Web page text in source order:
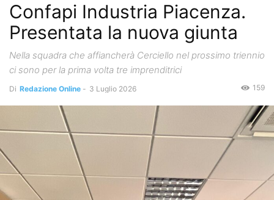
Confapi Industria Piacenza.
Presentata la nuova giunta
Nella squadra che affiancherà Cerciello nel prossimo triennio
ci sono per la prima volta tre imprenditrici
Di Redazione Online - 3 Luglio 2026 159